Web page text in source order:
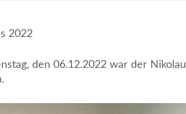
2022
den 06.12.2022 war der